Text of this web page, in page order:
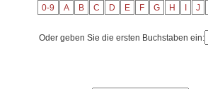
0-9 A B C D E F G H J
Oder geben Sie die ersten Buchstaben ein: